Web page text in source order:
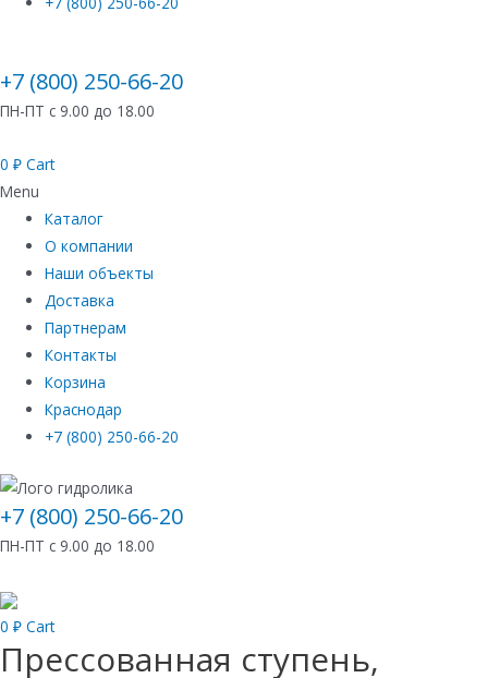
+7 (800) 250-66-20
ПН-ПТ с 9.00 до 18.00
0 ₽ Cart
Menu
Каталог
О компании
Наши объекты
Доставка
Партнерам
Контакты
Корзина
Краснодар
+7 (800) 250-66-20
+7 (800) 250-66-20
ПН-ПТ с 9.00 до 18.00
0 ₽ Cart
Прессованная ступень,